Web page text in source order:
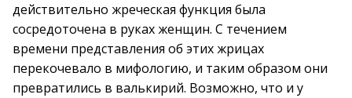
действительно жреческая функция была
сосредоточена в руках женщин. С течением
времени представления об этих жрицах
перекочевало в мифологию, и таким образом они
превратились в валькирий. Возможно, что и у